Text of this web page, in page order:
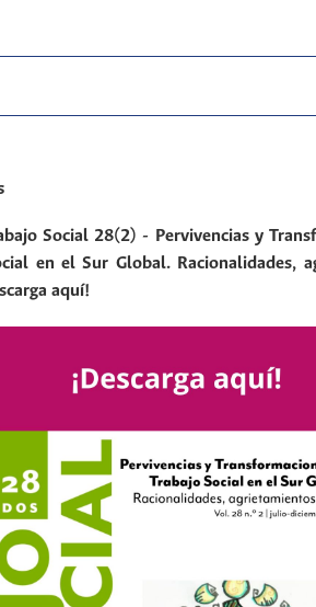
Social 28(2) - Pervivencias y
en el Sur Global. Racionalidades,
aquí!